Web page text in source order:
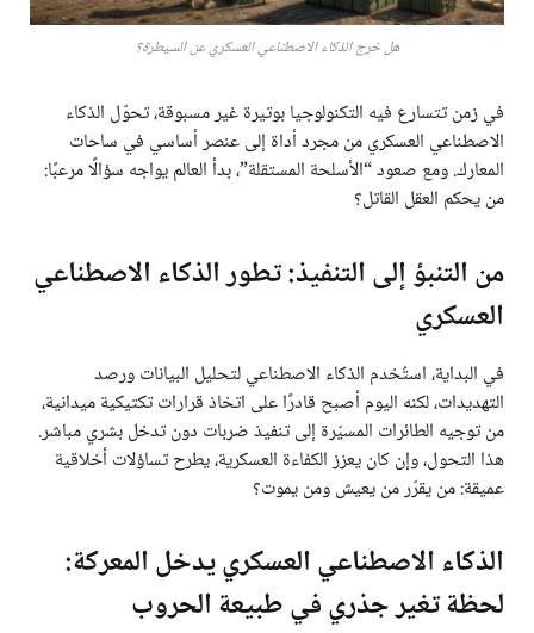
هل خرج الذكاء الاصطناعي العسكري عن السيطرة؟
في زمن تتسارع فيه التكنولوجيا بوتيرة غير مسبوقة، تحوّل الذكاء
الاصطناعي العسكري من مجرد أداة إلى عنصر أساسي في ساحات
المعارك. ومع صعود “الأسلحة المستقلة”، بدأ العالم يواجه سؤالًا مرعبًا:
من يحكم العقل القاتل؟
من التنبؤ إلى التنفيذ: تطور الذكاء الاصطناعي
العسكري
في البداية، استُخدم الذكاء الاصطناعي لتحليل البيانات ورصد
التهديدات، لكنه اليوم أصبح قادرًا على اتخاذ قرارات تكتيكية ميدانية،
من توجيه الطائرات المسيّرة إلى تنفيذ ضربات دون تدخل بشري مباشر.
هذا التحول، وإن كان يعزز الكفاءة العسكرية، يطرح تساؤلات أخلاقية
عميقة: من يقرّر من يعيش ومن يموت؟
الذكاء الاصطناعي العسكري يدخل المعركة:
لحظة تغير جذري في طبيعة الحروب